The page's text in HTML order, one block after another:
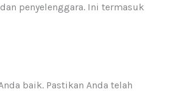
penyelenggara. Ini termasuk
baik. Pastikan Anda telah